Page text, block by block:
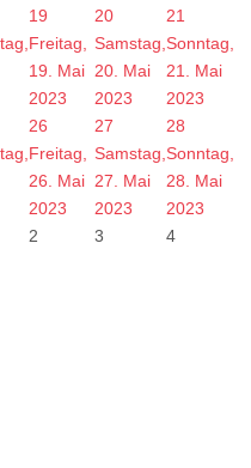
19
Freitag,
19. Mai
2023
20
Samstag,
20. Mai
2023
21
Sonntag,
21. Mai
2023
26
Freitag,
26. Mai
2023
27
Samstag,
27. Mai
2023
28
Sonntag,
28. Mai
2023
2 3 4